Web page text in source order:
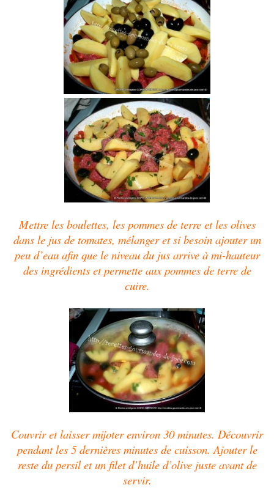
Mettre les boulettes, les pommes de terre et les olives
dans le jus de tomates, mélanger et si besoin ajouter un
peu d’eau afin que le niveau du jus arrive à mi-hauteur
des ingrédients et permette aux pommes de terre de
cuire.
Couvrir et laisser mijoter environ 30 minutes. Découvrir
pendant les 5 dernières minutes de cuisson. Ajouter le
reste du persil et un filet d’huile d’olive juste avant de
servir.